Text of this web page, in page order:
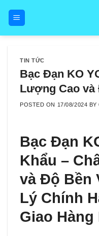
TIN TỨC
Bạc Đạn KO
Lượng Cao
POSTED ON 17/08/2024 BY
Bạc Đạn
Khẩu –
và Độ Bền
Lý Chính
Giao Hàng